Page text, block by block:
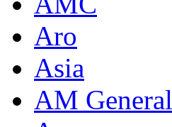
Aro
Asia
AM General